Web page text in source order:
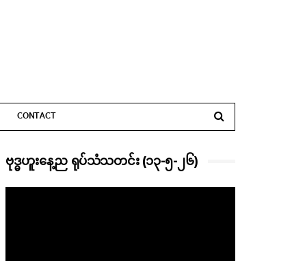
CONTACT
ဗုဒ္ဓဟူးနေ့ည ရုပ်သံသတင်း (၁၃-၅-၂၆)